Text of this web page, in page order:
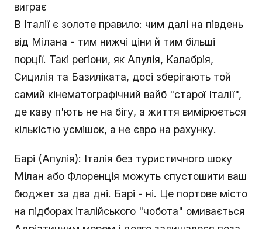
виграє
В Італії є золоте правило: чим далі на південь
від Мілана - тим нижчі ціни й тим більші
порції. Такі регіони, як Апулія, Калабрія,
Сицилія та Базиліката, досі зберігають той
самий кінематографічний вайб "старої Італії",
де каву п'ють не на бігу, а життя вимірюється
кількістю усмішок, а не євро на рахунку.
Барі (Апулія): Італія без туристичного шоку
Мілан або Флоренція можуть спустошити ваш
бюджет за два дні. Барі - ні. Це портове місто
на підборах італійського "чобота" омивається